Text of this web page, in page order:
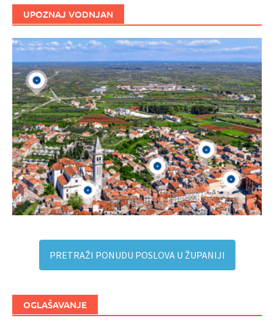
UPOZNAJ VODNJAN
PRETRAŽI PONUDU POSLOVA U ŽUPANIJI
OGLAŠAVANJE